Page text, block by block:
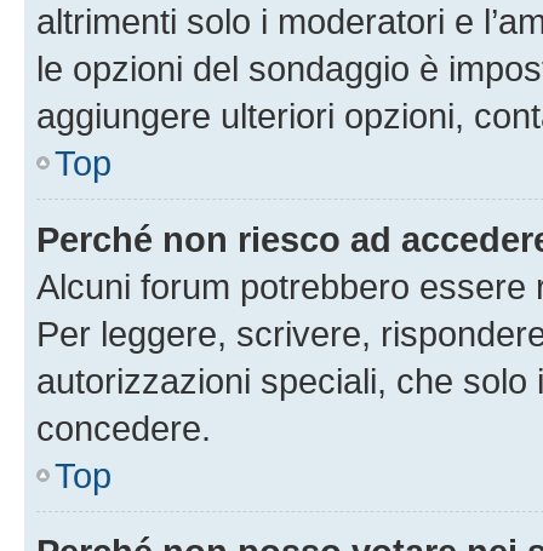
altrimenti solo i moderatori e
le opzioni del sondaggio è
aggiungere ulteriori opzioni,
Top
Perché non riesco ad
Alcuni forum potrebbero
Per leggere, scrivere,
autorizzazioni speciali, che solo
concedere.
Top